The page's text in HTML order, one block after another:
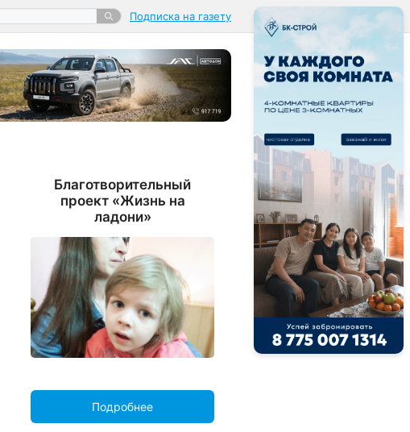
Подписка на газету
Благотворительный
проект «Жизнь на
ладони»
Подробнее